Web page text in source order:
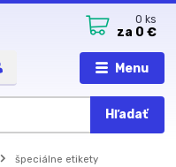
Menu
Hľadať
0 ks
za 0 €
špeciálne etikety